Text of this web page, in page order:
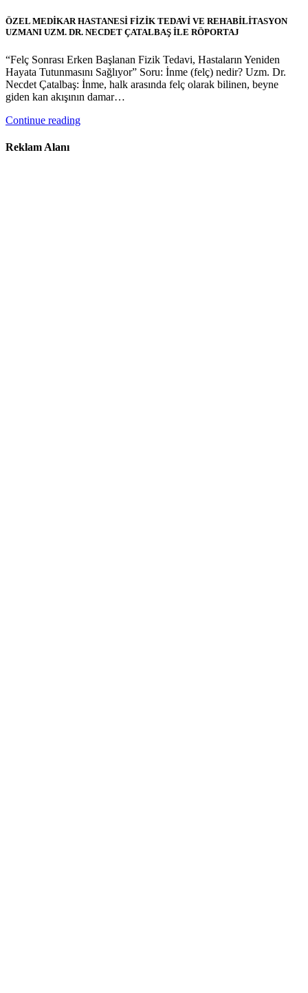
ÖZEL MEDİKAR HASTANESİ FİZİK TEDAVİ VE REHABİLİTASYON
UZMANI UZM. DR. NECDET ÇATALBAŞ İLE RÖPORTAJ
“Felç Sonrası Erken Başlanan Fizik Tedavi, Hastaların Yeniden
Hayata Tutunmasını Sağlıyor” Soru: İnme (felç) nedir? Uzm. Dr.
Necdet Çatalbaş: İnme, halk arasında felç olarak bilinen, beyne
giden kan akışının damar…
Continue reading
Reklam Alanı